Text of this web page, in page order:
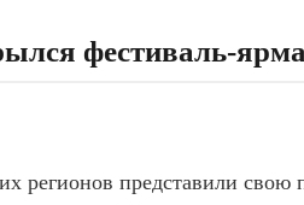
фестиваль-
регионов представили